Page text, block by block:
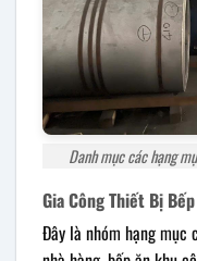
Danh mục các hạng
Gia Công Thiết Bị
Đây là nhóm hạng